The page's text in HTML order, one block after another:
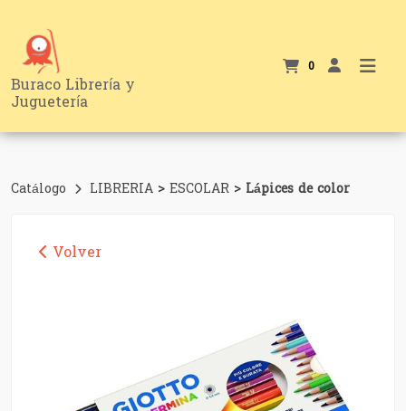
Buraco Librería y
Juguetería
0
Catálogo LIBRERIA > ESCOLAR > Lápices de color
Volver